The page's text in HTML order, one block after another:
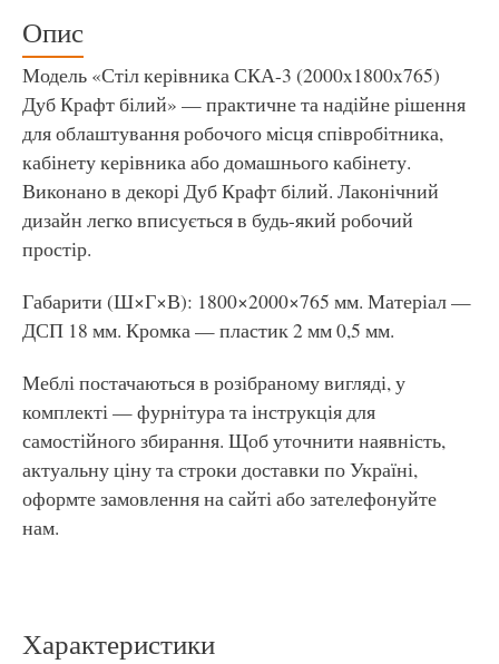
Опис
Модель «Стіл керівника СКА-3 (2000x1800x765)
Дуб Крафт білий» — практичне та надійне рішення
для облаштування робочого місця співробітника,
кабінету керівника або домашнього кабінету.
Виконано в декорі Дуб Крафт білий. Лаконічний
дизайн легко вписується в будь-який робочий
простір.
Габарити (Ш×Г×В): 1800×2000×765 мм. Матеріал —
ДСП 18 мм. Кромка — пластик 2 мм 0,5 мм.
Меблі постачаються в розібраному вигляді, у
комплекті — фурнітура та інструкція для
самостійного збирання. Щоб уточнити наявність,
актуальну ціну та строки доставки по Україні,
оформте замовлення на сайті або зателефонуйте
нам.
Характеристики